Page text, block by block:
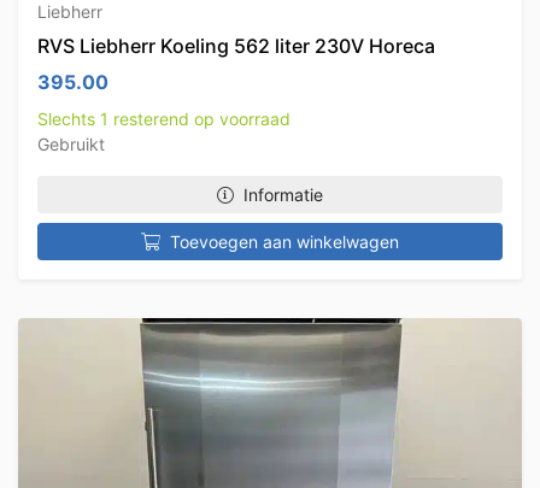
Liebherr
RVS Liebherr Koeling 562 liter 230V Horeca
395.00
Slechts 1 resterend op voorraad
Gebruikt
Informatie
Toevoegen aan winkelwagen